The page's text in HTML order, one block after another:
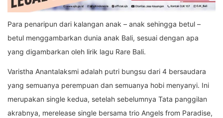
Para penaripun dari kalangan anak – anak sehingga betul –
betul menggambarkan dunia anak Bali, sesuai dengan apa
yang digambarkan oleh lirik lagu Rare Bali.
Varistha Anantalaksmi adalah putri bungsu dari 4 bersaudara
yang semuanya perempuan dan semuanya hobi menyanyi. Ini
merupakan single kedua, setelah sebelumnya Tata panggilan
akrabnya, merelease single bersama trio Angels from Paradise,